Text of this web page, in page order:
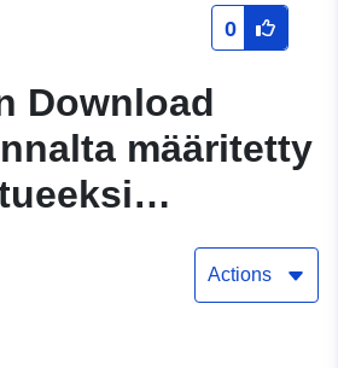
0
Download
määritetty
3. Muuta
Actions